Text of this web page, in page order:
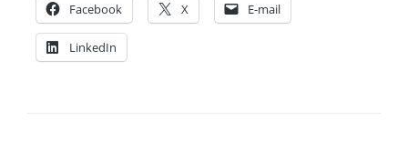
Facebook X E-mail
LinkedIn